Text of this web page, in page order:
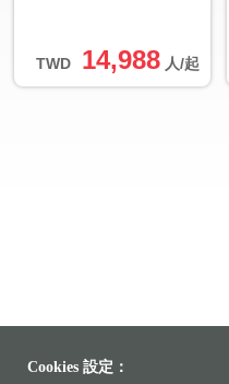
TWD 14,988 人/起
Cookies 設定：